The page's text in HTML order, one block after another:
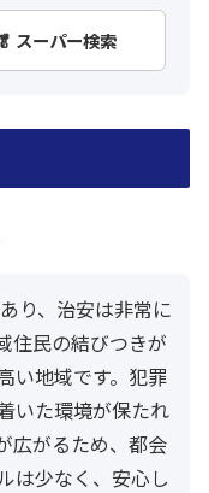
🥬 スーパー検索
り、治安は非常に
住民の結びつきが
い地域です。犯罪
いた環境が保たれ
広がるため、都会
は少なく、安心し